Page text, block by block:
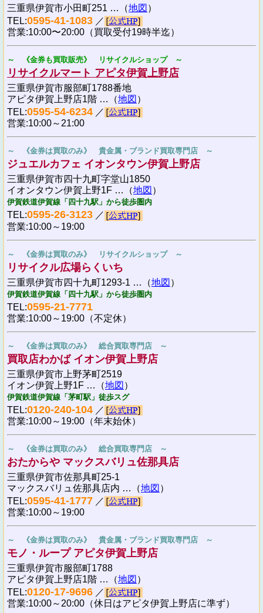
三重県伊賀市小田町251 …（地図 ）
TEL:0595-41-1083 ／
営業:10:00〜20:00（買取受付19時半迄）
～ 《金券も買取販売》 リサイクルショップ ～
リサイクルマート アピタ伊賀上野店
三重県伊賀市服部町1788番地
アピタ伊賀上野店1階 …（地図 ）
TEL:0595-54-6234 ／
営業:10:00～21:00
～ 《金券は買取のみ》 貴金属・ブランド買取専門店 ～
ジュエルカフェ イオンタウン伊賀上野店
三重県伊賀市四十九町字堂山1850
イオンタウン伊賀上野1F …（地図 ）
伊賀鉄道伊賀線「四十九駅」から徒歩圏内
TEL:0595-26-3123 ／
営業:10:00～19:00
～ 《金券は買取のみ》 リサイクルショップ ～
リサイクル広場らくいち
三重県伊賀市四十九町1293-1 …（地図 ）
伊賀鉄道伊賀線「四十九駅」から徒歩圏内
TEL:0595-21-7771
営業:10:00～19:00（不定休）
～ 《金券は買取のみ》 総合買取専門店 ～
買取店わかば イオン伊賀上野店
三重県伊賀市上野茅町2519
イオン伊賀上野1F …（地図 ）
伊賀鉄道伊賀線「茅町駅」徒歩スグ
TEL:0120-240-104 ／
営業:10:00～19:00（年末始休）
～ 《金券は買取のみ》 総合買取専門店 ～
おたからや マックスバリュ佐那具店
三重県伊賀市佐那具町25-1
マックスバリュ佐那具店内 …（地図 ）
TEL:0595-41-1777 ／
営業:10:00～19:00
～ 《金券は買取のみ》 貴金属・ブランド買取専門店 ～
モノ・ループ アピタ伊賀上野店
三重県伊賀市服部町1788
アピタ伊賀上野店1階 …（地図 ）
TEL:0120-17-9696 ／
営業:10:00～20:00（休日はアピタ伊賀上野店に準ず）